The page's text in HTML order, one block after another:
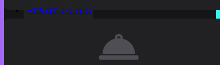
+375 (29) 375-79-67